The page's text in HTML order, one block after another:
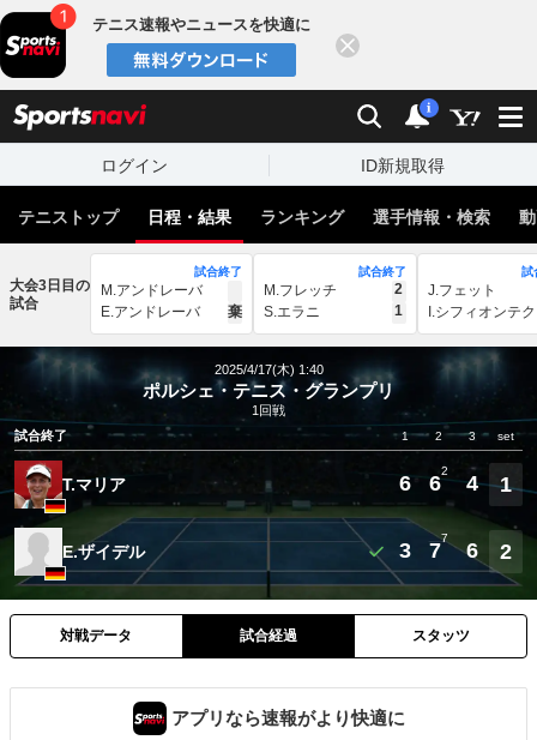
テニス速報やニュースを快適に
検索 通知
i
ログイン ID新規取得
テニストップ 日程・結果 ランキング 選手情報・検索
大会3日目の
試合
試合終了
M.アンドレーバ
E.アンドレーバ
棄
試合終了
M.フレッチ
2
S.エラニ
1
試
J.フェット
I.シフィオンテク
2025/4/17(木) 1:40
ポルシェ・テニス・グランプリ
1回戦
試合終了
1 2 3 set
T.マリア 6 6
2
4 1
E.ザイデル 3 7
7
6 2
対戦データ 試合経過 スタッツ
アプリなら速報がより快適に